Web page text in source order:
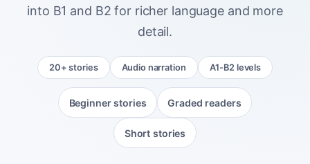
into B1 and B2 for richer language and more
detail.
20+ stories Audio narration A1-B2 levels
Beginner stories Graded readers
Short stories